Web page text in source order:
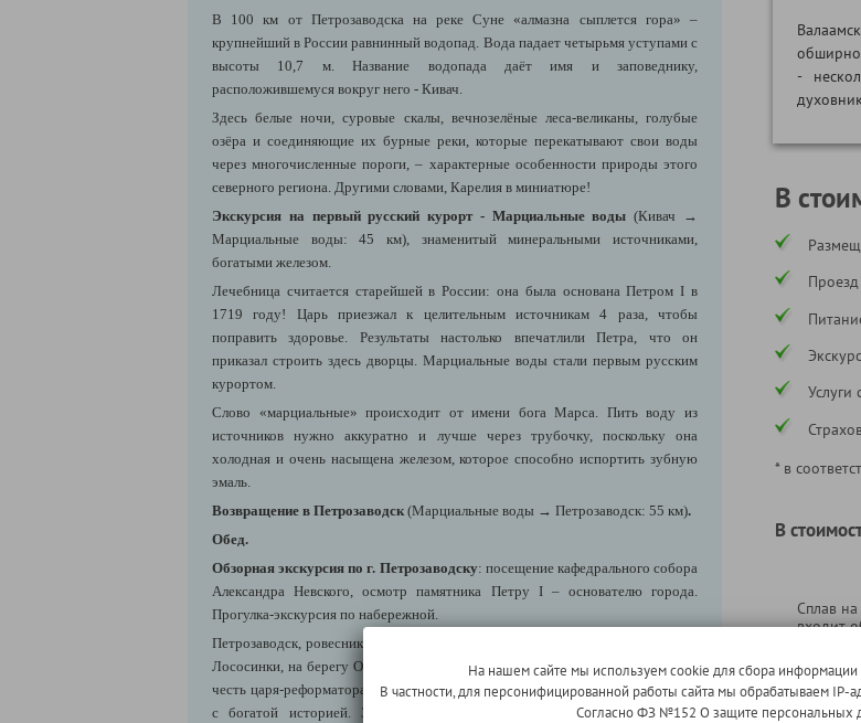
В 100 км от Петрозаводска на реке Суне «алмазна сыплется гора» –
крупнейший в России равнинный водопад. Вода падает четырьмя уступами с
высоты 10,7 м. Название водопада даёт имя и заповеднику,
расположившемуся вокруг него - Кивач.
Здесь белые ночи, суровые скалы, вечнозелёные леса-великаны, голубые
озёра и соединяющие их бурные реки, которые перекатывают свои воды
через многочисленные пороги, – характерные особенности природы этого
северного региона. Другими словами, Карелия в миниатюре!
Экскурсия на первый русский курорт - Марциальные воды(Кивач
→
Марциальные воды: 45 км), знаменитыйминеральными источниками,
богатыми железом.
Лечебница считается старейшей в России: она была основана Петром I в
1719 году! Царь приезжал к целительным источникам 4 раза, чтобы
поправить здоровье. Результаты настолько впечатлили Петра, что он
приказал строить здесь дворцы. Марциальные воды стали первым русским
курортом.
Слово «марциальные» происходит от имени бога Марса. Пить воду из
источников нужно аккуратно и лучше через трубочку, поскольку она
холодная и очень насыщена железом, которое способно испортить зубную
эмаль.
Возвращение в Петрозаводск (Марциальные воды → Петрозаводск: 55 км).
Обед.
Обзорная экскурсия по г. Петрозаводску: посещение кафедрального собора
Александра Невского, осмотр памятника Петру I – основателю города.
Прогулка-экскурсия по набережной.
Петрозаводск, ровесник и почти тезка Петербурга, был основан в устье реки
Лососинки, на берегу Онежского озера, по велению Петра I, и тоже назван в
честь царя-реформатора. Это индустриальный, культурный и научный центр
с богатой историей. Здесь располагаются высшие учебные заведения,
-
В
* в
В
Сплав
входит
На нашем сайте мы используем cookie для сбора информации
В частности, для персонифицированной работы сайта мы обрабатываем IP-
Согласно ФЗ №152 О защите персональных